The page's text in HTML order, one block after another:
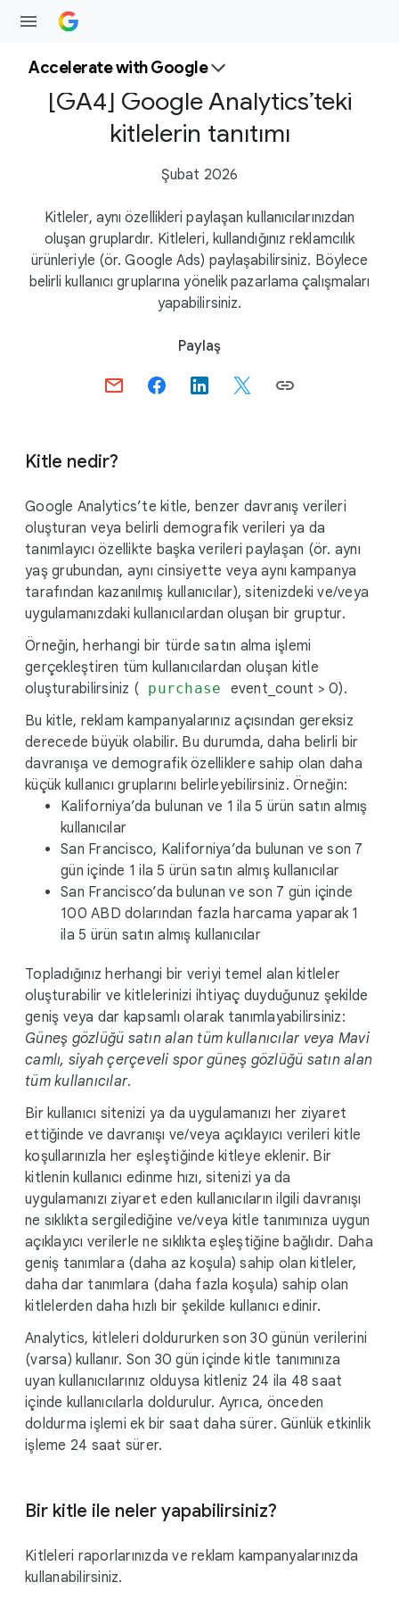
Accelerate with Google
[GA4] Google Analytics’teki
kitlelerin tanıtımı
Şubat 2026
Kitleler, aynı özellikleri paylaşan kullanıcılarınızdan
oluşan gruplardır. Kitleleri, kullandığınız reklamcılık
ürünleriyle (ör. Google Ads) paylaşabilirsiniz. Böylece
belirli kullanıcı gruplarına yönelik pazarlama çalışmaları
yapabilirsiniz.
l
o
u
e
Paylaş
Kitle nedir?
Google Analytics’te kitle, benzer davranış verileri
oluşturan veya belirli demografik verileri ya da
tanımlayıcı özellikte başka verileri paylaşan (ör. aynı
yaş grubundan, aynı cinsiyette veya aynı kampanya
tarafından kazanılmış kullanıcılar), sitenizdeki ve/veya
uygulamanızdaki kullanıcılardan oluşan bir gruptur.
Örneğin, herhangi bir türde satın alma işlemi
gerçekleştiren tüm kullanıcılardan oluşan kitle
oluşturabilirsiniz (
purchase
event_count > 0).
Bu kitle, reklam kampanyalarınız açısından gereksiz
derecede büyük olabilir. Bu durumda, daha belirli bir
davranışa ve demografik özelliklere sahip olan daha
küçük kullanıcı gruplarını belirleyebilirsiniz. Örneğin:
Kaliforniya’da bulunan ve 1 ila 5 ürün satın almış
kullanıcılar
San Francisco, Kaliforniya’da bulunan ve son 7
gün içinde 1 ila 5 ürün satın almış kullanıcılar
San Francisco’da bulunan ve son 7 gün içinde
100 ABD dolarından fazla harcama yaparak 1
ila 5 ürün satın almış kullanıcılar
Topladığınız herhangi bir veriyi temel alan kitleler
oluşturabilir ve kitlelerinizi ihtiyaç duyduğunuz şekilde
geniş veya dar kapsamlı olarak tanımlayabilirsiniz:
Güneş gözlüğü satın alan tüm kullanıcılar veya Mavi
camlı, siyah çerçeveli spor güneş gözlüğü satın alan
tüm kullanıcılar.
Bir kullanıcı sitenizi ya da uygulamanızı her ziyaret
ettiğinde ve davranışı ve/veya açıklayıcı verileri kitle
koşullarınızla her eşleştiğinde kitleye eklenir. Bir
kitlenin kullanıcı edinme hızı, sitenizi ya da
uygulamanızı ziyaret eden kullanıcıların ilgili davranışı
ne sıklıkta sergilediğine ve/veya kitle tanımınıza uygun
açıklayıcı verilerle ne sıklıkta eşleştiğine bağlıdır. Daha
geniş tanımlara (daha az koşula) sahip olan kitleler,
daha dar tanımlara (daha fazla koşula) sahip olan
kitlelerden daha hızlı bir şekilde kullanıcı edinir.
Analytics, kitleleri doldururken son 30 günün verilerini
(varsa) kullanır. Son 30 gün içinde kitle tanımınıza
uyan kullanıcılarınız olduysa kitleniz 24 ila 48 saat
içinde kullanıcılarla doldurulur. Ayrıca, önceden
doldurma işlemi ek bir saat daha sürer. Günlük etkinlik
işleme 24 saat sürer.
Bir kitle ile neler yapabilirsiniz?
Kitleleri raporlarınızda ve reklam kampanyalarınızda
kullanabilirsiniz.